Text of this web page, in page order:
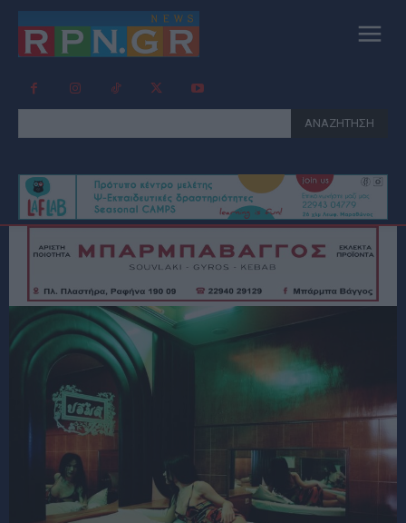
ΑΝΑΖΗΤΗΣΗ